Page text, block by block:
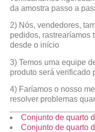
da amostra passo a
2) Nós, vendedores,
pedidos, rastrearíamos
desde o início
3) Temos uma equipe
produto será verificado
4) Faríamos o nosso
resolver problemas
Conjunto de quarto
Conjunto de quarto